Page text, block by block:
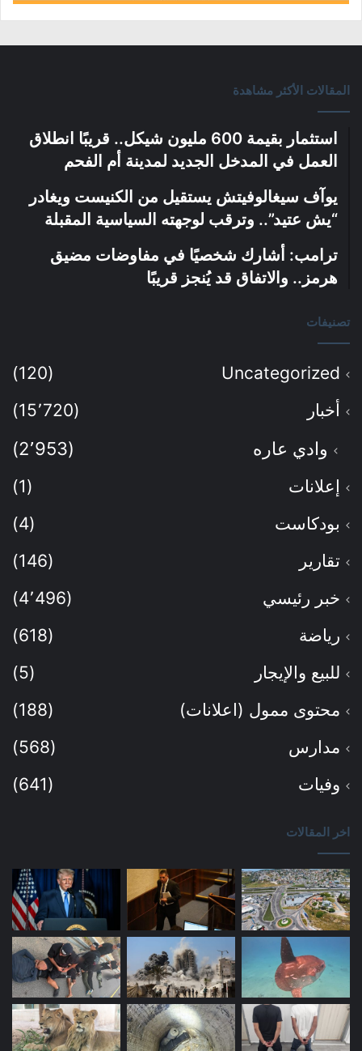
المقالات الأكثر مشاهدة
استثمار بقيمة 600 مليون شيكل.. قريبًا انطلاق
العمل في المدخل الجديد لمدينة أم الفحم
يوآف سيغالوفيتش يستقيل من الكنيست ويغادر
“يش عتيد”.. وترقب لوجهته السياسية المقبلة
ترامب: أشارك شخصيًا في مفاوضات مضيق
هرمز.. والاتفاق قد يُنجز قريبًا
تصنيفات
Uncategorized
(120)
أخبار
(15٬720)
وادي عاره (2٬953)
إعلانات
(1)
بودكاست
(4)
تقارير
(146)
خبر رئيسي
(4٬496)
رياضة
(618)
للبيع والإيجار
(5)
محتوى ممول (اعلانات)
(188)
مدارس
(568)
وفيات
(641)
اخر المقالات